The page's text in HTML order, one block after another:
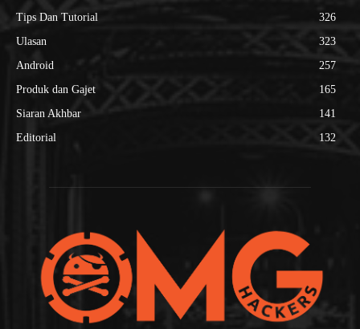
Tips Dan Tutorial
326
Ulasan
323
Android
257
Produk dan Gajet
165
Siaran Akhbar
141
Editorial
132